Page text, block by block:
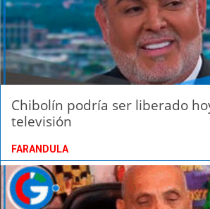
Chibolín podría ser liberado
televisión
FARANDULA